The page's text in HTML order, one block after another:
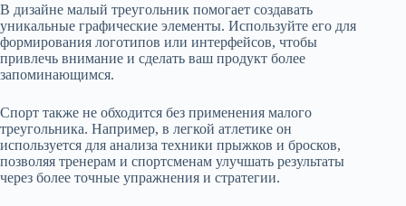
В дизайне малый треугольник помогает создавать
уникальные графические элементы. Используйте его для
формирования логотипов или интерфейсов, чтобы
привлечь внимание и сделать ваш продукт более
запоминающимся.
Спорт также не обходится без применения малого
треугольника. Например, в легкой атлетике он
используется для анализа техники прыжков и бросков,
позволяя тренерам и спортсменам улучшать результаты
через более точные упражнения и стратегии.